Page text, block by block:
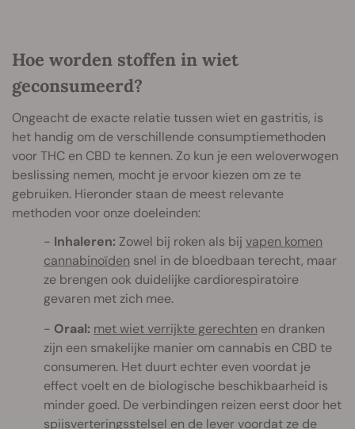
Hoe worden stoffen in wiet
geconsumeerd?
Ongeacht de exacte relatie tussen wiet en gastritis, is
het handig om de verschillende consumptiemethoden
voor THC en CBD te kennen. Zo kun je een weloverwogen
beslissing nemen, mocht je ervoor kiezen om ze te
gebruiken. Hieronder staan de meest relevante
methoden voor onze doeleinden:
Inhaleren: Zowel bij roken als bij vapen komen
cannabinoïden snel in de bloedbaan terecht, maar
ze brengen ook duidelijke cardiorespiratoire
gevaren met zich mee.
Oraal: met wiet verrijkte gerechten en dranken
zijn een smakelijke manier om cannabis en CBD te
consumeren. Het duurt echter even voordat je
effect voelt en de biologische beschikbaarheid is
minder goed. De verbindingen reizen eerst door het
spijsverteringsstelsel en de lever voordat ze de